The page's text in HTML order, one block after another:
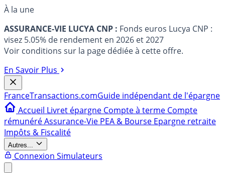
À la une
ASSURANCE-VIE LUCYA CNP : Fonds euros Lucya CNP :
visez 5.05% de rendement en 2026 et 2027
Voir conditions sur la page dédiée à cette offre.
En Savoir Plus
FranceTransactions.comGuide indépendant de l'épargne
Accueil Livret épargne Compte à terme Compte
rémunéréAssurance-Vie PEA & Bourse Epargne retraite
Impôts & Fiscalité
Autres...
Connexion Simulateurs